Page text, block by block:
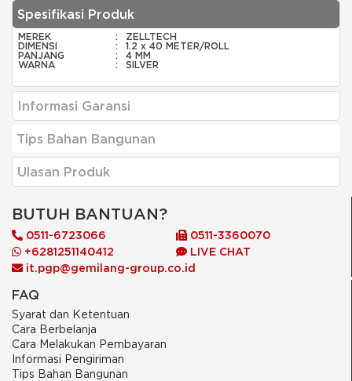
Spesifikasi Produk
MEREK :
ZELLTECH
DIMENSI
:
1.2 x 40 METER/ROLL
PANJANG
:
4 MM
WARNA
: SILVER
Informasi Garansi
Tips Bahan Bangunan
Ulasan Produk
BUTUH BANTUAN?
0511-6723066
0511-3360070
+6281251140412
LIVE CHAT
it.pgp@gemilang-group.co.id
FAQ
Syarat dan Ketentuan
Cara Berbelanja
Cara Melakukan Pembayaran
Informasi Pengiriman
Tips Bahan Bangunan